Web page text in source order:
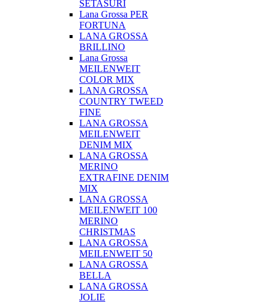
SETASURI
Lana Grossa PER
FORTUNA
LANA GROSSA
BRILLINO
Lana Grossa
MEILENWEIT
COLOR MIX
LANA GROSSA
COUNTRY TWEED
FINE
LANA GROSSA
MEILENWEIT
DENIM MIX
LANA GROSSA
MERINO
EXTRAFINE DENIM
MIX
LANA GROSSA
MEILENWEIT 100
MERINO
CHRISTMAS
LANA GROSSA
MEILENWEIT 50
LANA GROSSA
BELLA
LANA GROSSA
JOLIE